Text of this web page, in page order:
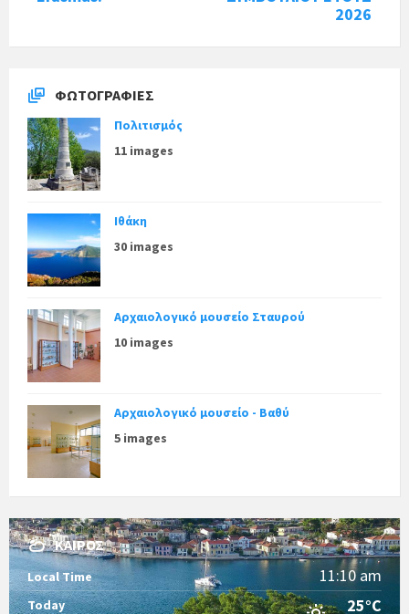
2026
ΦΩΤΟΓΡΑΦΊΕΣ
Πολιτισμός
11 images
Ιθάκη
30 images
Αρχαιολογικό μουσείο Σταυρού
10 images
Αρχαιολογικό μουσείο - Βαθύ
5 images
ΚΑΙΡΌΣ
Local Time 11:10 am
Today 25°C